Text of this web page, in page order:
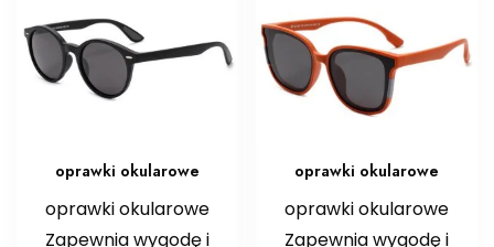
oprawki okularowe
oprawki okularowe
Zapewnia wygodę i
oprawki okularowe
oprawki okularowe
Zapewnia wygodę i